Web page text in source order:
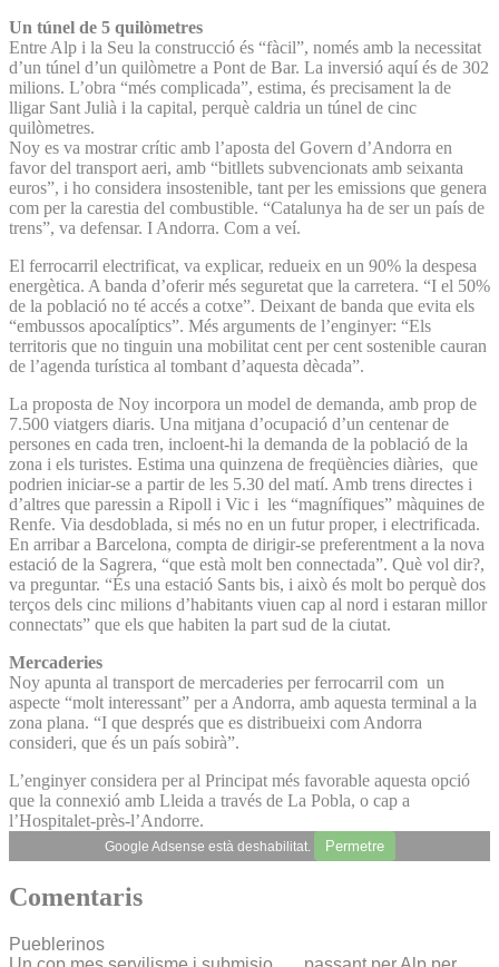
Un túnel de 5 quilòmetres
Entre Alp i la Seu la construcció és “fàcil”, només amb la necessitat
d’un túnel d’un quilòmetre a Pont de Bar. La inversió aquí és de 302
milions. L’obra “més complicada”, estima, és precisament la de
lligar Sant Julià i la capital, perquè caldria un túnel de cinc
quilòmetres.
Noy es va mostrar crític amb l’aposta del Govern d’Andorra en
favor del transport aeri, amb “bitllets subvencionats amb seixanta
euros”, i ho considera insostenible, tant per les emissions que genera
com per la carestia del combustible. “Catalunya ha de ser un país de
trens”, va defensar. I Andorra. Com a veí.
El ferrocarril electrificat, va explicar, redueix en un 90% la despesa
energètica. A banda d’oferir més seguretat que la carretera. “I el 50%
de la població no té accés a cotxe”. Deixant de banda que evita els
“embussos apocalíptics”. Més arguments de l’enginyer: “Els
territoris que no tinguin una mobilitat cent per cent sostenible cauran
de l’agenda turística al tombant d’aquesta dècada”.
La proposta de Noy incorpora un model de demanda, amb prop de
7.500 viatgers diaris. Una mitjana d’ocupació d’un centenar de
persones en cada tren, incloent-hi la demanda de la població de la
zona i els turistes. Estima una quinzena de freqüències diàries, que
podrien iniciar-se a partir de les 5.30 del matí. Amb trens directes i
d’altres que paressin a Ripoll i Vic i les “magnífiques” màquines de
Renfe. Via desdoblada, si més no en un futur proper, i electrificada.
En arribar a Barcelona, compta de dirigir-se preferentment a la nova
estació de la Sagrera, “que està molt ben connectada”. Què vol dir?,
va preguntar. “És una estació Sants bis, i això és molt bo perquè dos
terços dels cinc milions d’habitants viuen cap al nord i estaran millor
connectats” que els que habiten la part sud de la ciutat.
Mercaderies
Noy apunta al transport de mercaderies per ferrocarril com un
aspecte “molt interessant” per a Andorra, amb aquesta terminal a la
zona plana. “I que després que es distribueixi com Andorra
consideri, que és un país sobirà”.
L’enginyer considera per al Principat més favorable aquesta opció
que la connexió amb Lleida a través de La Pobla, o cap a
l’Hospitalet-près-l’Andorre.
Google Adsense està deshabilitat. Permetre
Comentaris
Pueblerinos